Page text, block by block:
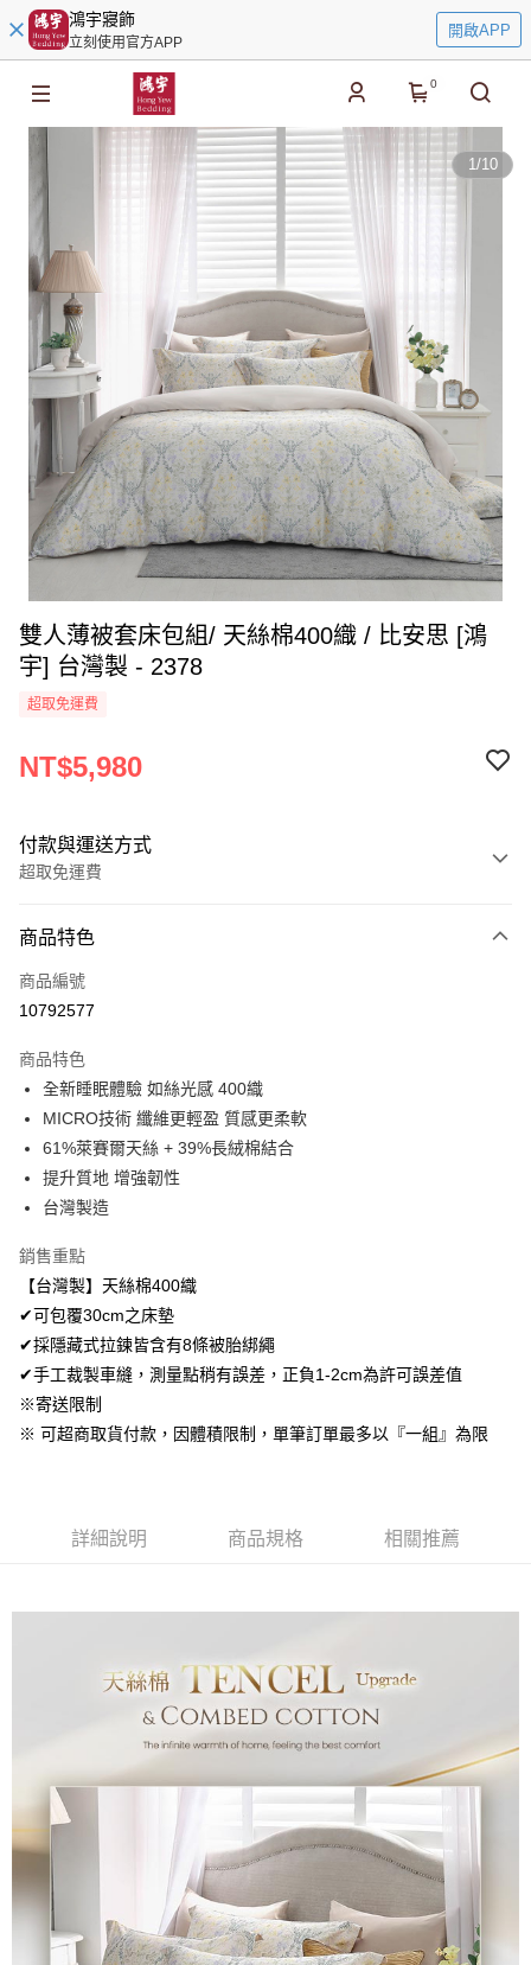
鴻宇寢飾
立刻使用官方APP
開啟APP
0
1/10
雙人薄被套床包組/ 天絲棉400織 / 比安思 [鴻
宇] 台灣製 - 2378
超取免運費
NT$5,980
付款與運送方式
超取免運費
信用卡一次付款
超商取貨付款
Apple Pay
悠遊付
Google Pay
AFTEE先享後付
相關說明
AFTEE先享後付是「在收到商品之後才付款」的支付方式。 讓您購物簡單
便利好安心！
１．簡單：不需註冊會員、不需綁卡、不需儲值。
２．便利：只要手機號碼，簡訊認證，即可結帳。
３．安心：先確認商品／服務後，再付款。
１．於結帳方式選擇「AFTEE先享後付」後，將跳轉至「AFTEE先享後付」
ATM／網路銀行／等多元方式進行付款，方視為交易完成。
※ 請注意：結帳手續完成當下不需立刻繳費，但若您需要取消訂單，請聯絡
※ 交易是否成功請以「AFTEE先享後付 」之結帳頁面顯示為準，若有關於
【注意事項】
１．透過由恩沛科技股份有限公司提供之「AFTEE先享後付」服務完成之交
易，需依本服務之必要範圍內提供個人資料，並將交易相關給付款項請求債
２．關於個人資料處理事宜，請瀏覽以下網址：
https://aftee.tw/terms/#terms3
３．未成年的使用者請事先徵得法定代理人或監護人之同意方可使用
「AFTEE先享後付」，若未經同意申辦者引起之損失，本公司不負相關責
４．使用「AFTEE先享後付」時，將依據個別帳號之用戶狀況，依本公司即
時審查核予不同之上限額度；若仍有額度不足之情形，本公司將視審查結果
請求用戶進行身份認證。
５．嚴禁一人註冊多個帳號或使用他人資訊註冊。若發現惡意使用之情形，
ATM付款
運送方式
全家取貨付款
免運費
7-11取貨付款
付款後7-11取貨
每筆NT$100，滿NT$499(含以上)免運費
每筆NT$100，滿NT$499(含以上)免運費
商品特色
商品編號
10792577
商品特色
全新睡眠體驗 如絲光感 400織
MICRO技術 纖維更輕盈 質感更柔軟
61%萊賽爾天絲 + 39%長絨棉結合
提升質地 增強韌性
台灣製造
銷售重點
【台灣製】天絲棉400織
✔可包覆30cm之床墊
✔採隱藏式拉鍊皆含有8條被胎綁繩
✔手工裁製車縫，測量點稍有誤差，正負1-2cm為許可誤差值
※寄送限制
※ 可超商取貨付款，因體積限制，單筆訂單最多以『一組』為限
詳細說明 商品規格 相關推薦